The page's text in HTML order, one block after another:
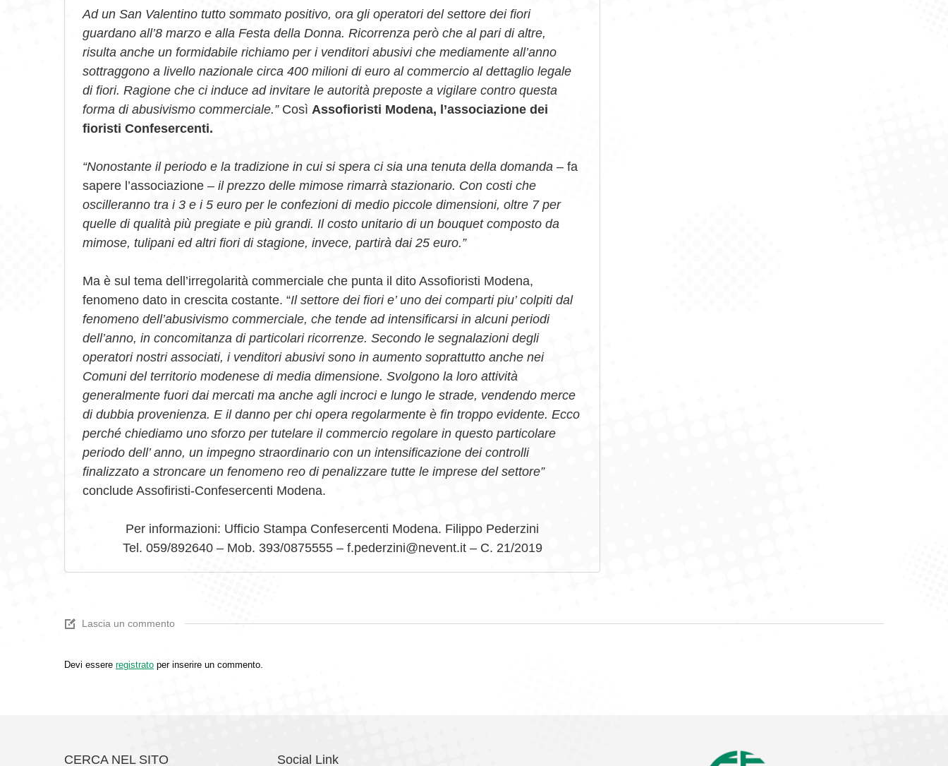
Ad un San Valentino tutto sommato positivo, ora gli operatori del settore dei fiori
guardano all’8 marzo e alla Festa della Donna. Ricorrenza però che al pari di altre,
risulta anche un formidabile richiamo per i venditori abusivi che mediamente all’anno
sottraggono a livello nazionale circa 400 milioni di euro al commercio al dettaglio legale
di fiori. Ragione che ci induce ad invitare le autorità preposte a vigilare contro questa
forma di abusivismo commerciale.” Così Assofioristi Modena, l’associazione dei
fioristi Confesercenti.
“Nonostante il periodo e la tradizione in cui si spera ci sia una tenuta della domanda – fa
sapere l’associazione – il prezzo delle mimose rimarrà stazionario. Con costi che
oscilleranno tra i 3 e i 5 euro per le confezioni di medio piccole dimensioni, oltre 7 per
quelle di qualità più pregiate e più grandi. Il costo unitario di un bouquet composto da
mimose, tulipani ed altri fiori di stagione, invece, partirà dai 25 euro.”
Ma è sul tema dell’irregolarità commerciale che punta il dito Assofioristi Modena,
fenomeno dato in crescita costante. “Il settore dei fiori e’ uno dei comparti piu’ colpiti dal
fenomeno dell’abusivismo commerciale, che tende ad intensificarsi in alcuni periodi
dell’anno, in concomitanza di particolari ricorrenze. Secondo le segnalazioni degli
operatori nostri associati, i venditori abusivi sono in aumento soprattutto anche nei
Comuni del territorio modenese di media dimensione. Svolgono la loro attività
generalmente fuori dai mercati ma anche agli incroci e lungo le strade, vendendo merce
di dubbia provenienza. E il danno per chi opera regolarmente è fin troppo evidente. Ecco
perché chiediamo uno sforzo per tutelare il commercio regolare in questo particolare
periodo dell’ anno, un impegno straordinario con un intensificazione dei controlli
finalizzato a stroncare un fenomeno reo di penalizzare tutte le imprese del settore”
conclude Assofiristi-Confesercenti Modena.
Per informazioni: Ufficio Stampa Confesercenti Modena. Filippo Pederzini
Tel. 059/892640 – Mob. 393/0875555 – f.pederzini@nevent.it – C. 21/2019
Lascia un commento
Devi essere registrato per inserire un commento.
CERCA NEL SITO Social Link